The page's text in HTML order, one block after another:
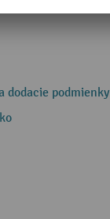
dodacie podmienky